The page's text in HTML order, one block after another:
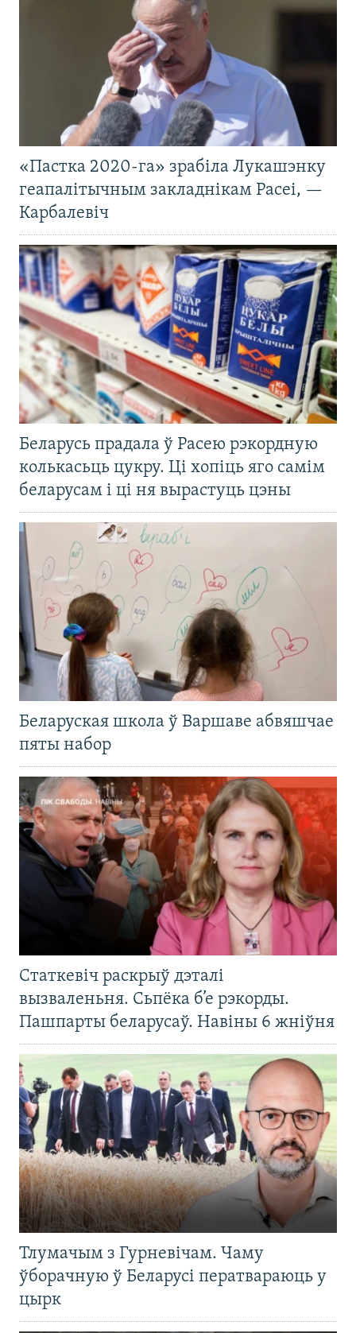
«Пастка 2020-га» зрабіла Лукашэнку
геапалітычным закладнікам Расеі, —
Карбалевіч
Беларусь прадала ў Расею рэкордную
колькасьць цукру. Ці хопіць яго самім
беларусам і ці ня вырастуць цэны
Беларуская школа ў Варшаве абвяшчае
пяты набор
Статкевіч раскрыў дэталі
вызваленьня. Сьпёка б’е рэкорды.
Пашпарты беларусаў. Навіны 6 жніўня
Тлумачым з Гурневічам. Чаму
ўборачную ў Беларусі ператвараюць у
цырк